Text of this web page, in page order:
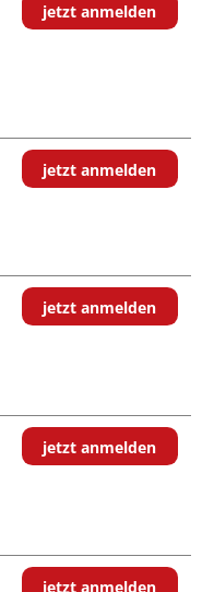
jetzt anmelden
jetzt anmelden
jetzt anmelden
jetzt anmelden
jetzt anmelden